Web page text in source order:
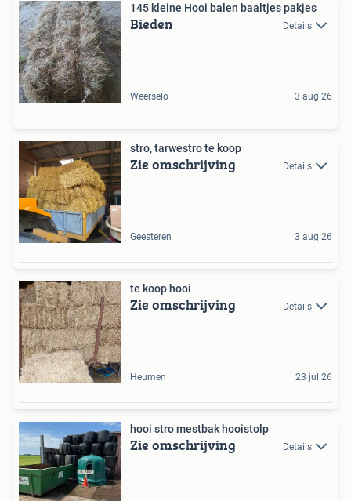
145 kleine Hooi balen baaltjes pakjes
Bieden Details
Weerselo 3 aug 26
stro, tarwestro te koop
Zie omschrijving Details
Geesteren 3 aug 26
te koop hooi
Zie omschrijving Details
Heumen 23 jul 26
hooi stro mestbak hooistolp
Zie omschrijving Details